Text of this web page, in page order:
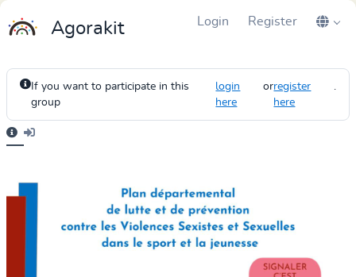
Agorakit Login Register
If you want to participate in this
group
login
here
orregister
here
.